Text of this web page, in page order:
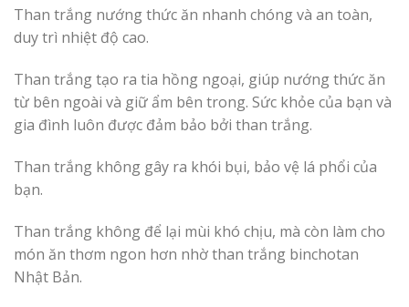
Than trắng nướng thức ăn nhanh chóng và an toàn,
duy trì nhiệt độ cao.
Than trắng tạo ra tia hồng ngoại, giúp nướng thức ăn
từ bên ngoài và giữ ẩm bên trong. Sức khỏe của bạn và
gia đình luôn được đảm bảo bởi than trắng.
Than trắng không gây ra khói bụi, bảo vệ lá phổi của
bạn.
Than trắng không để lại mùi khó chịu, mà còn làm cho
món ăn thơm ngon hơn nhờ than trắng binchotan
Nhật Bản.